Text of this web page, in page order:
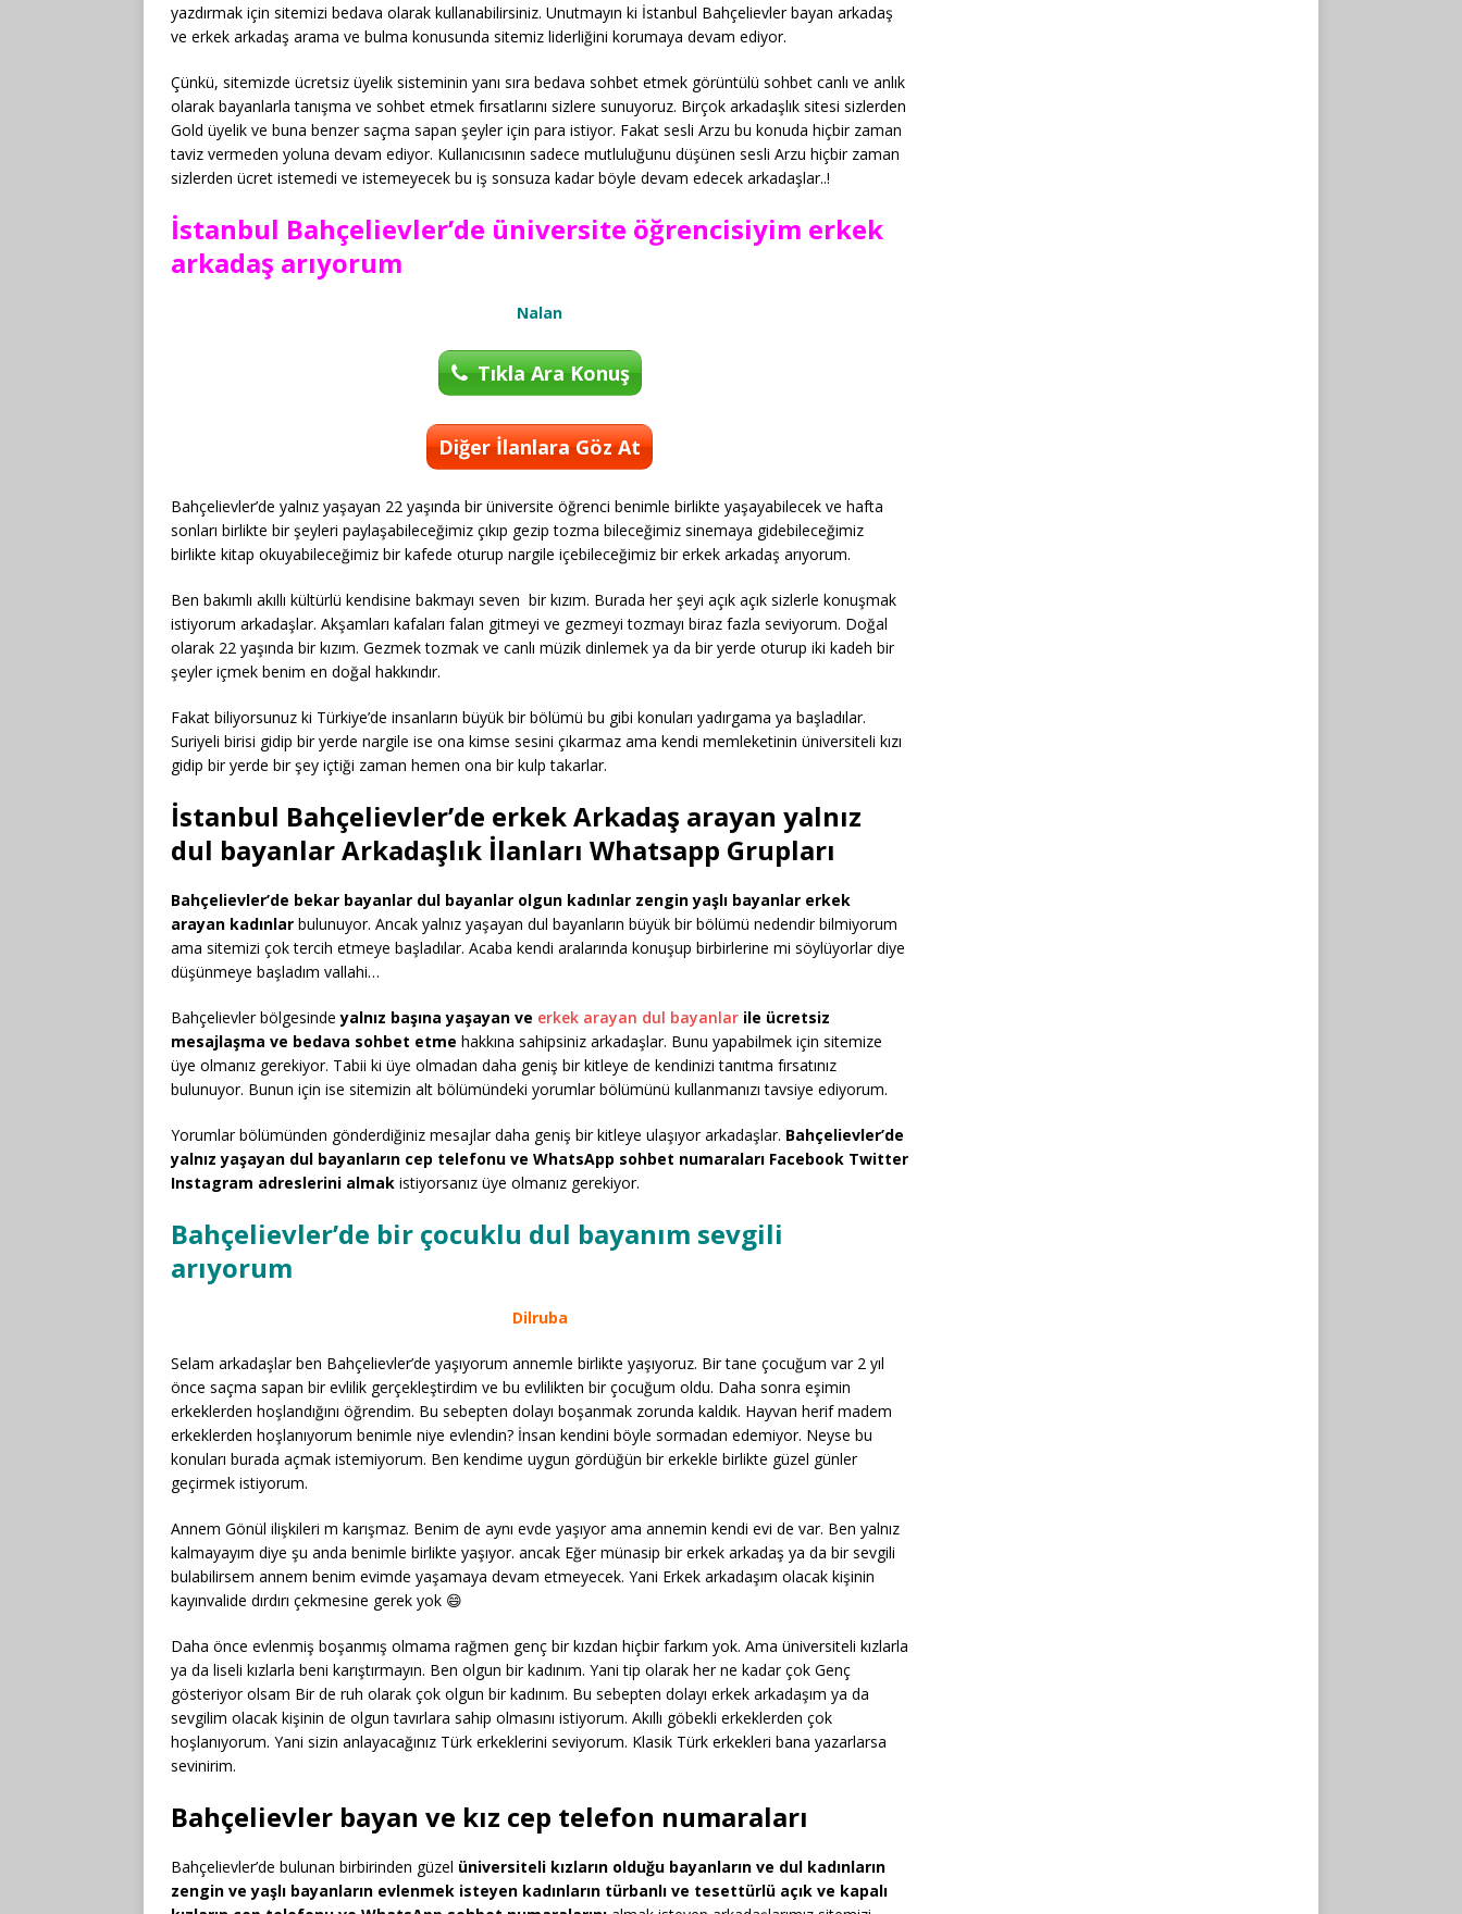
yazdırmak için sitemizi bedava olarak kullanabilirsiniz. Unutmayın ki İstanbul Bahçelievler bayan arkadaş
ve erkek arkadaş arama ve bulma konusunda sitemiz liderliğini korumaya devam ediyor.
Çünkü, sitemizde ücretsiz üyelik sisteminin yanı sıra bedava sohbet etmek görüntülü sohbet canlı ve anlık
olarak bayanlarla tanışma ve sohbet etmek fırsatlarını sizlere sunuyoruz. Birçok arkadaşlık sitesi sizlerden
Gold üyelik ve buna benzer saçma sapan şeyler için para istiyor. Fakat sesli Arzu bu konuda hiçbir zaman
taviz vermeden yoluna devam ediyor. Kullanıcısının sadece mutluluğunu düşünen sesli Arzu hiçbir zaman
sizlerden ücret istemedi ve istemeyecek bu iş sonsuza kadar böyle devam edecek arkadaşlar..!
İstanbul Bahçelievler’de üniversite öğrencisiyim erkek
arkadaş arıyorum
Nalan
Tıkla Ara Konuş
Diğer İlanlara Göz At
Bahçelievler’de yalnız yaşayan 22 yaşında bir üniversite öğrenci benimle birlikte yaşayabilecek ve hafta
sonları birlikte bir şeyleri paylaşabileceğimiz çıkıp gezip tozma bileceğimiz sinemaya gidebileceğimiz
birlikte kitap okuyabileceğimiz bir kafede oturup nargile içebileceğimiz bir erkek arkadaş arıyorum.
Ben bakımlı akıllı kültürlü kendisine bakmayı seven bir kızım. Burada her şeyi açık açık sizlerle konuşmak
istiyorum arkadaşlar. Akşamları kafaları falan gitmeyi ve gezmeyi tozmayı biraz fazla seviyorum. Doğal
olarak 22 yaşında bir kızım. Gezmek tozmak ve canlı müzik dinlemek ya da bir yerde oturup iki kadeh bir
şeyler içmek benim en doğal hakkındır.
Fakat biliyorsunuz ki Türkiye’de insanların büyük bir bölümü bu gibi konuları yadırgama ya başladılar.
Suriyeli birisi gidip bir yerde nargile ise ona kimse sesini çıkarmaz ama kendi memleketinin üniversiteli kızı
gidip bir yerde bir şey içtiği zaman hemen ona bir kulp takarlar.
İstanbul Bahçelievler’de erkek Arkadaş arayan yalnız
dul bayanlar Arkadaşlık İlanları Whatsapp Grupları
Bahçelievler’de bekar bayanlar dul bayanlar olgun kadınlar zengin yaşlı bayanlar erkek
arayan kadınlar bulunuyor. Ancak yalnız yaşayan dul bayanların büyük bir bölümü nedendir bilmiyorum
ama sitemizi çok tercih etmeye başladılar. Acaba kendi aralarında konuşup birbirlerine mi söylüyorlar diye
düşünmeye başladım vallahi…
Bahçelievler bölgesindeyalnız başına yaşayan ve erkek arayan dul bayanlar ile ücretsiz
mesajlaşma ve bedava sohbet etme hakkına sahipsiniz arkadaşlar. Bunu yapabilmek için sitemize
üye olmanız gerekiyor. Tabii ki üye olmadan daha geniş bir kitleye de kendinizi tanıtma fırsatınız
bulunuyor. Bunun için ise sitemizin alt bölümündeki yorumlar bölümünü kullanmanızı tavsiye ediyorum.
Yorumlar bölümünden gönderdiğiniz mesajlar daha geniş bir kitleye ulaşıyor arkadaşlar. Bahçelievler’de
yalnız yaşayan dul bayanların cep telefonu ve WhatsApp sohbet numaraları Facebook Twitter
Instagram adreslerini almak istiyorsanız üye olmanız gerekiyor.
Bahçelievler’de bir çocuklu dul bayanım sevgili
arıyorum
Dilruba
Selam arkadaşlar ben Bahçelievler’de yaşıyorum annemle birlikte yaşıyoruz. Bir tane çocuğum var 2 yıl
önce saçma sapan bir evlilik gerçekleştirdim ve bu evlilikten bir çocuğum oldu. Daha sonra eşimin
erkeklerden hoşlandığını öğrendim. Bu sebepten dolayı boşanmak zorunda kaldık. Hayvan herif madem
erkeklerden hoşlanıyorum benimle niye evlendin? İnsan kendini böyle sormadan edemiyor. Neyse bu
konuları burada açmak istemiyorum. Ben kendime uygun gördüğün bir erkekle birlikte güzel günler
geçirmek istiyorum.
Annem Gönül ilişkileri m karışmaz. Benim de aynı evde yaşıyor ama annemin kendi evi de var. Ben yalnız
kalmayayım diye şu anda benimle birlikte yaşıyor. ancak Eğer münasip bir erkek arkadaş ya da bir sevgili
bulabilirsem annem benim evimde yaşamaya devam etmeyecek. Yani Erkek arkadaşım olacak kişinin
kayınvalide dırdırı çekmesine gerek yok 😄
Daha önce evlenmiş boşanmış olmama rağmen genç bir kızdan hiçbir farkım yok. Ama üniversiteli kızlarla
ya da liseli kızlarla beni karıştırmayın. Ben olgun bir kadınım. Yani tip olarak her ne kadar çok Genç
gösteriyor olsam Bir de ruh olarak çok olgun bir kadınım. Bu sebepten dolayı erkek arkadaşım ya da
sevgilim olacak kişinin de olgun tavırlara sahip olmasını istiyorum. Akıllı göbekli erkeklerden çok
hoşlanıyorum. Yani sizin anlayacağınız Türk erkeklerini seviyorum. Klasik Türk erkekleri bana yazarlarsa
sevinirim.
Bahçelievler bayan ve kız cep telefon numaraları
Bahçelievler’de bulunan birbirinden güzel üniversiteli kızların olduğu bayanların ve dul kadınların
zengin ve yaşlı bayanların evlenmek isteyen kadınların türbanlı ve tesettürlü açık ve kapalı